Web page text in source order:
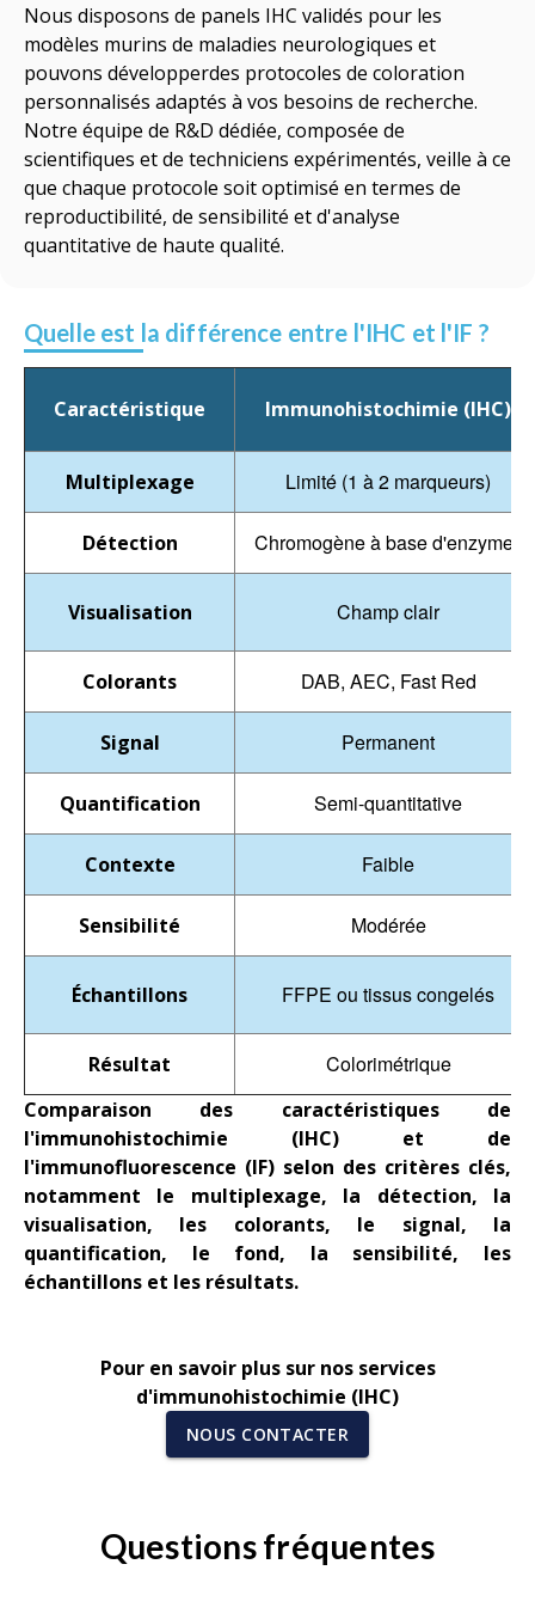
Nous disposons de panels IHC validés pour les
modèles murins de maladies neurologiques et
pouvons développerdes protocoles de coloration
personnalisés adaptés à vos besoins de recherche.
Notre équipe de R&D dédiée, composée de
scientifiques et de techniciens expérimentés, veille à ce
que chaque protocole soitoptimisé en termes de
reproductibilité, de sensibilité et d'analyse
quantitative de haute qualité.
Quelle est la différence entre l'IHC et l'IF ?
Caractéristique Immunohistochimie (IHC)
Multiplexage Limité (1 à 2 marqueurs)
Détection Chromogène à base d'enzymes
Visualisation Champ clair
Colorants DAB, AEC, Fast Red
Signal Permanent
Quantification Semi-quantitative
Contexte Faible
Sensibilité Modérée
Échantillons FFPE ou tissus congelés
Résultat Colorimétrique
Comparaison des caractéristiques de
l'immunohistochimie (IHC) et de
l'immunofluorescence (IF) selon des critères clés,
notamment le multiplexage, la détection, la
visualisation, les colorants, le signal, la
quantification, le fond, la sensibilité, les
échantillons et les résultats.
Pour en savoir plus sur nos services
d'immunohistochimie (IHC)
NOUS CONTACTER
Questions fréquentes